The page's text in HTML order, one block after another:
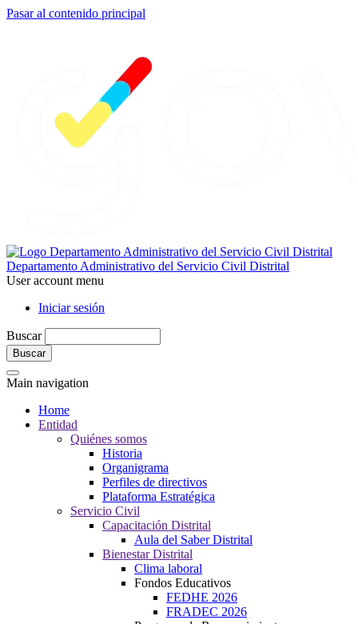
Pasar al contenido principal
Departamento Administrativo del Servicio Civil Distrital
User account menu
Iniciar sesión
Buscar
Main navigation
Home
Entidad
Quiénes somos
Historia
Organigrama
Perfiles de directivos
Plataforma Estratégica
Servicio Civil
Capacitación Distrital
Aula del Saber Distrital
Bienestar Distrital
Clima laboral
Fondos Educativos
FEDHE 2026
FRADEC 2026